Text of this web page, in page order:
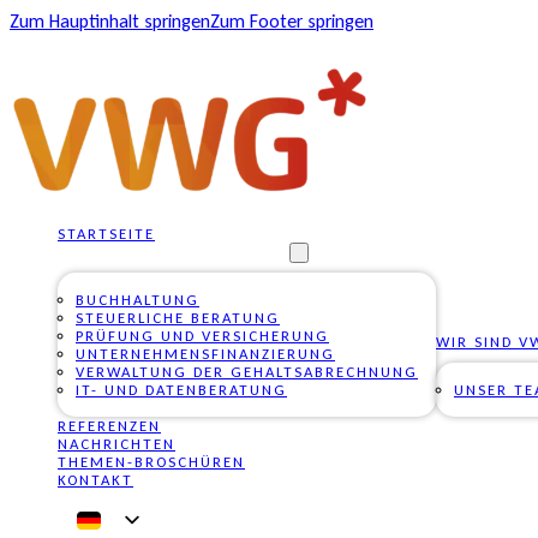
Zum Hauptinhalt springenZum Footer springen
STARTSEITE
BUCHHALTUNG
STEUERLICHE BERATUNG
PRÜFUNG UND VERSICHERUNG
UNTERNEHMENSFINANZIERUNG
VERWALTUNG DER GEHALTSABRECHNUNG
IT- UND DATENBERATUNG
WIR SIND
UNSER
REFERENZEN
NACHRICHTEN
THEMEN-BROSCHÜREN
KONTAKT